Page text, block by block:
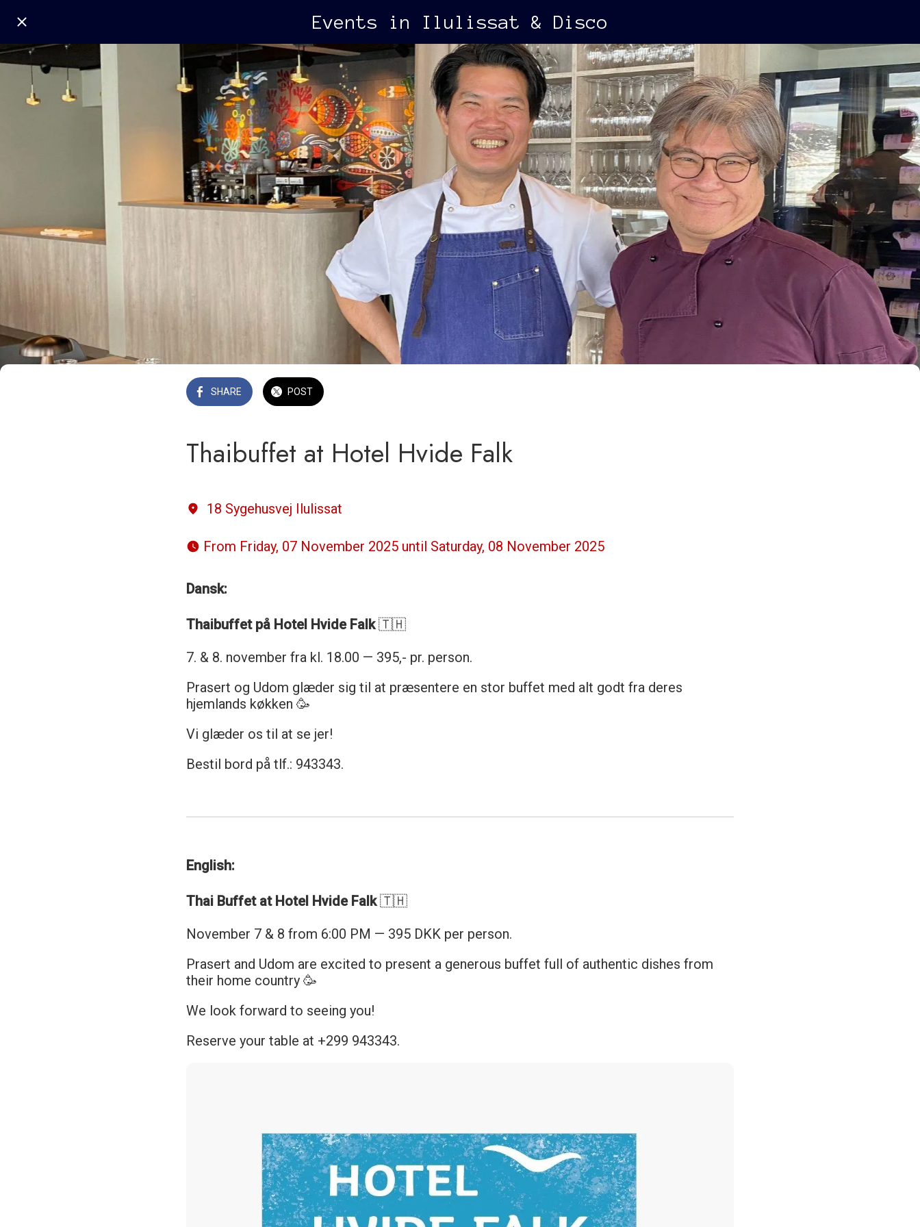
Events in Ilulissat & Disco
SHARE POST
Thaibuffet at Hotel Hvide Falk
18 Sygehusvej Ilulissat
From Friday, 07 November 2025 until Saturday, 08 November 2025
Dansk:
Thaibuffet på Hotel Hvide Falk🇹🇭
7. & 8. november fra kl. 18.00 — 395,- pr. person.
Prasert og Udom glæder sig til at præsentere en stor buffet med alt godt fra deres
hjemlands køkken 🥳
Vi glæder os til at se jer!
Bestil bord på tlf.: 943343.
English:
Thai Buffet at Hotel Hvide Falk🇹🇭
November 7 & 8 from 6:00 PM — 395 DKK per person.
Prasert and Udom are excited to present a generous buffet full of authentic dishes from
their home country 🥳
We look forward to seeing you!
Reserve your table at +299 943343.